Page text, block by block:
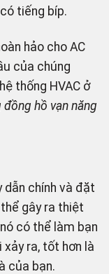
tiếng bíp.
hảo cho AC
của chúng
thống HVAC ở
hồ vạn năng
dẫn chính và đặt
gây ra thiệt
có thể làm bạn
xảy ra, tốt hơn là
của bạn.